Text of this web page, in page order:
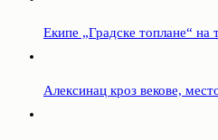
Екипе „Градске топлане“ на
Алексинац кроз векове,